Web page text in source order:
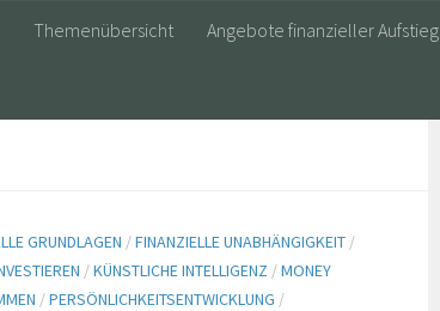
Themenübersicht Angebote finanzieller Aufstieg
GRUNDLAGEN /FINANZIELLE UNABHÄNGIGKEIT /
/KÜNSTLICHE INTELLIGENZ /MONEY
/PERSÖNLICHKEITSENTWICKLUNG /